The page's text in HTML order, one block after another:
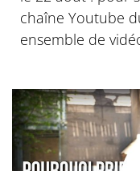
chaîne Youtube
ensemble de